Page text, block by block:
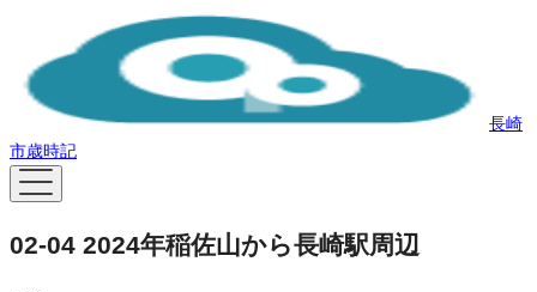
長崎
市歳時記
02-04 2024年稲佐山から長崎駅周辺